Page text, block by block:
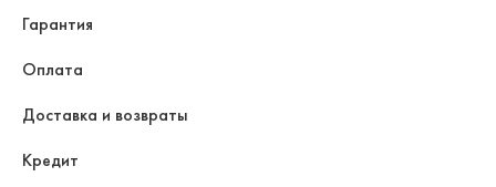
Гарантия
Оплата
Доставка и возвраты
Кредит